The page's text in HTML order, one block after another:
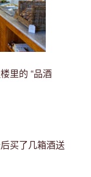
里的 “品酒
买了几箱酒送